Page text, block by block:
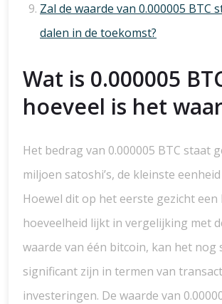
Zal de waarde van 0.000005 BTC
dalen in de toekomst?
Wat is 0.000005
hoeveel is het
Het bedrag van 0.000005 BTC staat
miljoen satoshi’s, de kleinste
Hoewel dit op het eerste gezicht een
hoeveelheid lijkt in vergelijking met
waarde van één bitcoin, kan het nog
significant zijn in termen van
investeringen. De waarde van